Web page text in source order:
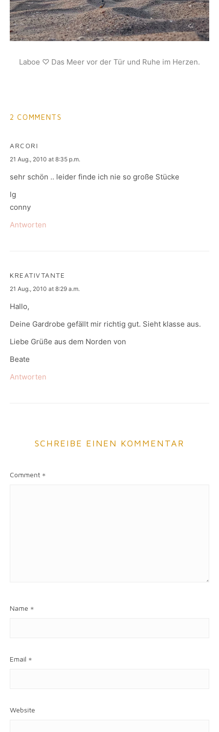
Laboe ♡ Das Meer vor der Tür und Ruhe im Herzen.
2 COMMENTS
ARCORI
says:
21 Aug., 2010 at 8:35 p.m.
sehr schön .. leider finde ich nie so große Stücke
lg
conny
Antworten
KREATIVTANTE
says:
21 Aug., 2010 at 8:29 a.m.
Hallo,
Deine Gardrobe gefällt mir richtig gut. Sieht klasse aus.
Liebe Grüße aus dem Norden von
Beate
Antworten
SCHREIBE EINEN KOMMENTAR
Comment *
Name *
Email *
Website